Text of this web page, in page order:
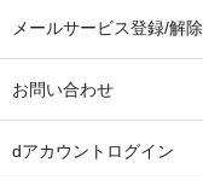
メールサービス登録/解除
お問い合わせ
dアカウントログイン